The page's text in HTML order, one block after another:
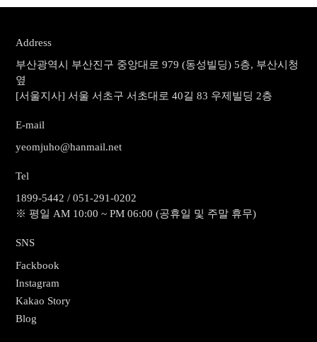
Address
부산광역시 부산진구 중앙대로 979 (동성빌딩) 5층, 부산시청
옆
[서울지사] 서울 서초구 서초대로 40길 83 우제빌딩 2층
E-mail
yeomjuho@hanmail.net
Tel
1899-5442 / 051-291-0202
※ 평일 AM 10:00 ~ PM 06:00 (공휴일 및 주말 휴무)
SNS
Fackbook
Instagram
Kakao Story
Blog